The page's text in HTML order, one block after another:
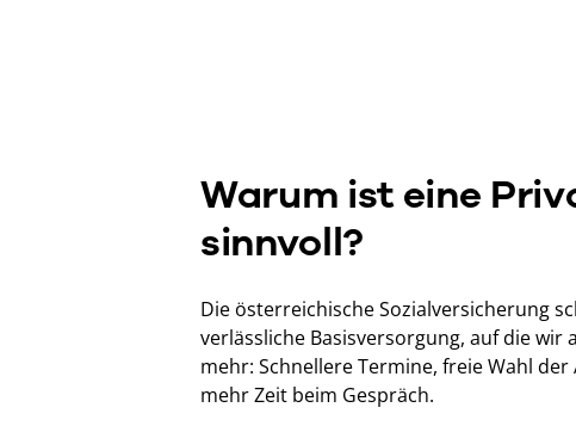
Warum ist eine
sinnvoll?
Die österreichische Sozialversicherung
verlässliche Basisversorgung, auf die
mehr: Schnellere Termine, freie Wahl
mehr Zeit beim Gespräch.